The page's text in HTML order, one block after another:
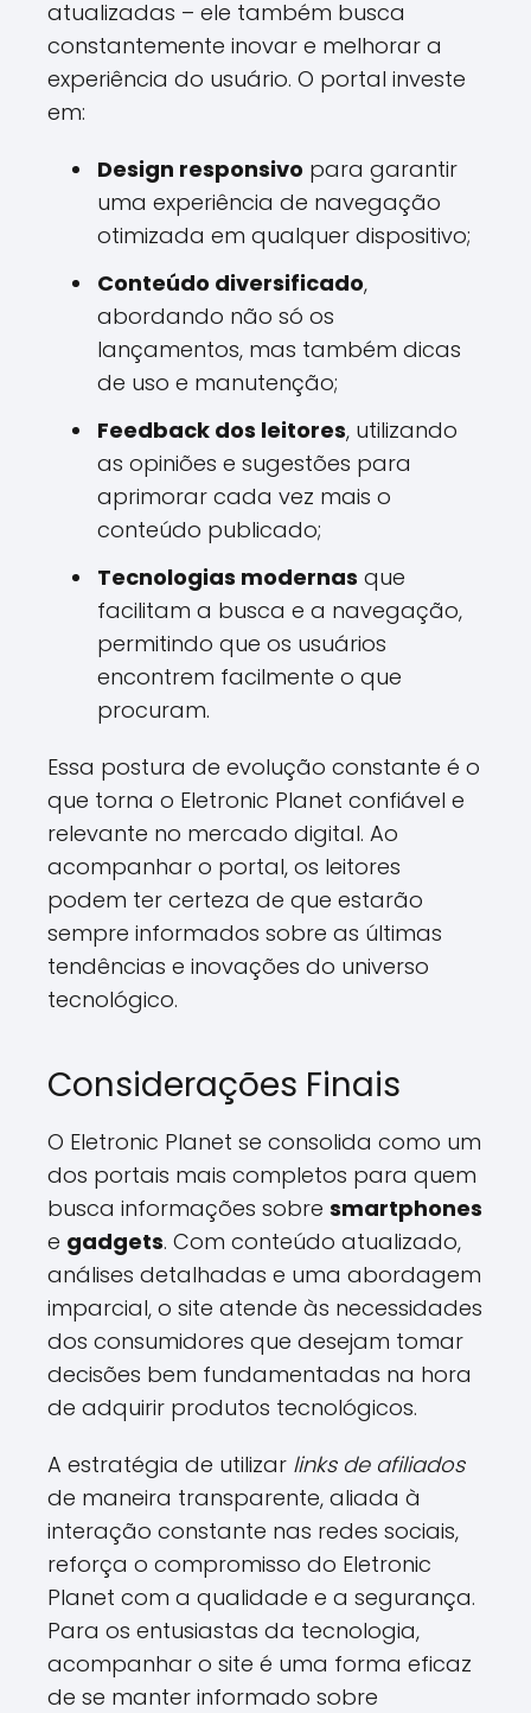
atualizadas – ele também busca
constantemente inovar e melhorar a
experiência do usuário. O portal investe
em:
Design responsivo para garantir
uma experiência de navegação
otimizada em qualquer dispositivo;
Conteúdo diversificado,
abordando não só os
lançamentos, mas também dicas
de uso e manutenção;
Feedback dos leitores, utilizando
as opiniões e sugestões para
aprimorar cada vez mais o
conteúdo publicado;
Tecnologias modernas que
facilitam a busca e a navegação,
permitindo que os usuários
encontrem facilmente o que
procuram.
Essa postura de evolução constante é o
que torna o Eletronic Planet confiável e
relevante no mercado digital. Ao
acompanhar o portal, os leitores
podem ter certeza de que estarão
sempre informados sobre as últimas
tendências e inovações do universo
tecnológico.
Considerações Finais
O Eletronic Planet se consolida como um
dos portais mais completos para quem
busca informações sobre smartphones
e gadgets. Com conteúdo atualizado,
análises detalhadas e uma abordagem
imparcial, o site atende às necessidades
dos consumidores que desejam tomar
decisões bem fundamentadas na hora
de adquirir produtos tecnológicos.
A estratégia de utilizar links de afiliados
de maneira transparente, aliada à
interação constante nas redes sociais,
reforça o compromisso do Eletronic
Planet com a qualidade e a segurança.
Para os entusiastas da tecnologia,
acompanhar o site é uma forma eficaz
de se manter informado sobre